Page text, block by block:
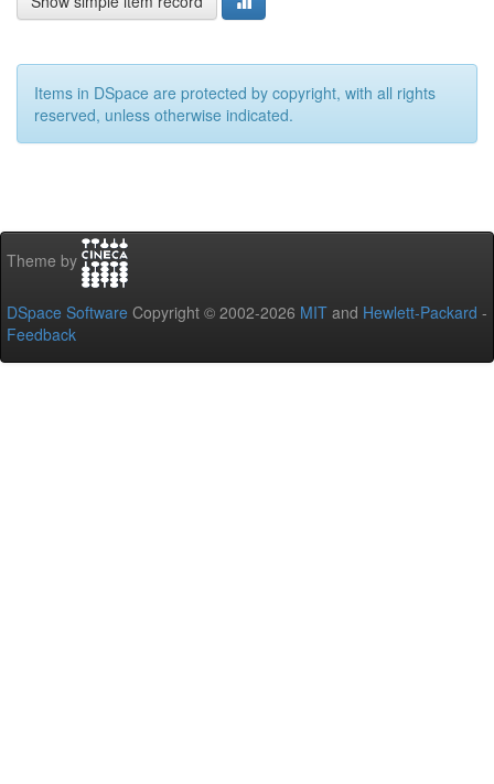
Items in DSpace are protected by copyright, with all rights
reserved, unless otherwise indicated.
Theme by
DSpace Software Copyright © 2002-2026 MIT and Hewlett-Packard -
Feedback